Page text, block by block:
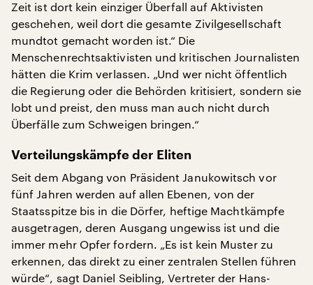
Zeit ist dort kein einziger Überfall auf Aktivisten
geschehen, weil dort die gesamte Zivilgesellschaft
mundtot gemacht worden ist.“ Die
Menschenrechtsaktivisten und kritischen Journalisten
hätten die Krim verlassen. „Und wer nicht öffentlich
die Regierung oder die Behörden kritisiert, sondern sie
lobt und preist, den muss man auch nicht durch
Überfälle zum Schweigen bringen.“
Verteilungskämpfe der Eliten
Seit dem Abgang von Präsident Janukowitsch vor
fünf Jahren werden auf allen Ebenen, von der
Staatsspitze bis in die Dörfer, heftige Machtkämpfe
ausgetragen, deren Ausgang ungewiss ist und die
immer mehr Opfer fordern. „Es ist kein Muster zu
erkennen, das direkt zu einer zentralen Stellen führen
würde“, sagt Daniel Seibling, Vertreter der Hans-